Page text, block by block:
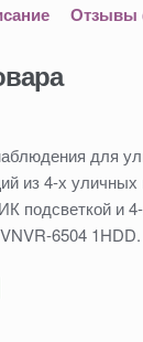
Отзывы
для
из 4-х уличных
подсветкой и
6504 1HDD.